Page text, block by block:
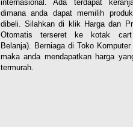
internasional. Ada terdapat
dimana anda dapat memilih
dibeli. Silahkan di klik Harga dan
Otomatis terseret ke kotak cart
Belanja). Berniaga di Toko
maka anda mendapatkan harga
termurah.